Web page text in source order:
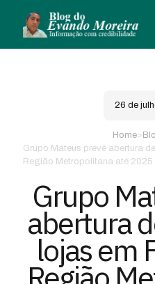
26 de
Home>
Grupo Mateus prevê abertura
Região Metropolitana até 2025
Grupo
abertura
lojas em